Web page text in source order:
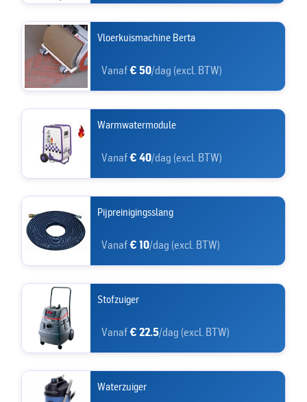
Vloerkuismachine Berta
Vanaf€ 50/dag (excl. BTW)
Warmwatermodule
Vanaf€ 40/dag (excl. BTW)
Pijpreinigingsslang
Vanaf€ 10/dag (excl. BTW)
Stofzuiger
Vanaf€ 22.5/dag (excl. BTW)
Waterzuiger